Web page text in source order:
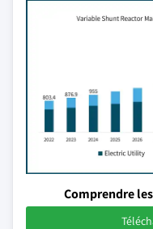
Comprendre